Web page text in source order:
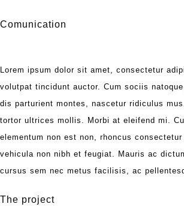
Comunication
Lorem ipsum dolor sit amet, consectetur
volutpat tincidunt auctor. Cum sociis
dis parturient montes, nascetur ridiculus
tortor ultrices mollis. Morbi at eleifend mi.
elementum non est non, rhoncus
vehicula non nibh et feugiat. Mauris ac
cursus sem nec metus facilisis, ac
The project